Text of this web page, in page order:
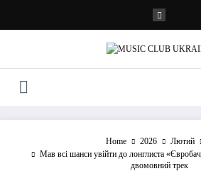
контенту
Home 2026 Лютий
Мав всі шанси увійти до лонглиста
двомовний трек